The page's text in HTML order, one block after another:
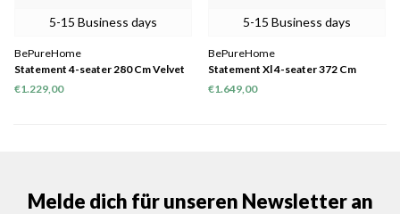
5-15 Business days
BePureHome
Statement 4-seater 280 Cm Velvet
Dark Green
€1.229,00
5-15 Business days
BePureHome
Statement Xl 4-seater 372 Cm
Velvet Dark Green Hunter
€1.649,00
Melde dich für unseren Newsletter an